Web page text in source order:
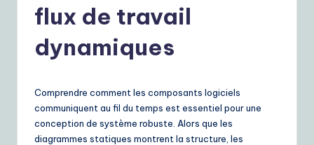
Y
o
flux de travail
dynamiques
Comprendre comment les composants logiciels
communiquent au fil du temps est essentiel pour une
conception de système robuste. Alors que les
diagrammes statiques montrent la structure, les